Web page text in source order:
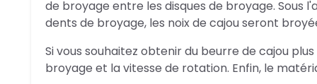
de broyage entre les disques de broyage. Sous
dents de broyage, les noix de cajou seront
Si vous souhaitez obtenir du beurre de cajou
broyage et la vitesse de rotation. Enfin, le